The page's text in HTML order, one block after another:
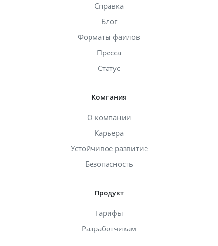
Справка
Блог
Форматы файлов
Пресса
Статус
Компания
О компании
Карьера
Устойчивое развитие
Безопасность
Продукт
Тарифы
Разработчикам